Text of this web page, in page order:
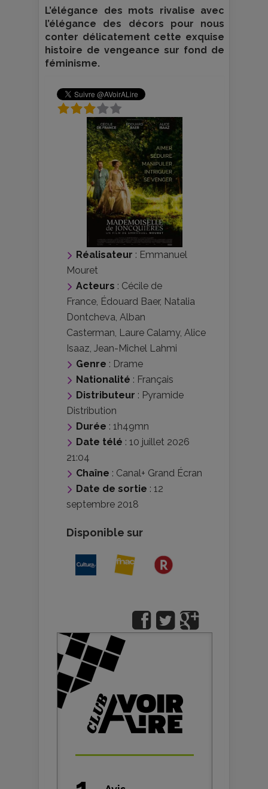
L’élégance des mots rivalise avec
l’élégance des décors pour nous
conter délicatement cette exquise
histoire de vengeance sur fond de
féminisme.
Réalisateur : Emmanuel
Mouret
Acteurs : Cécile de
France, Édouard Baer, Natalia
Dontcheva, Alban
Casterman, Laure Calamy, Alice
Isaaz, Jean-Michel Lahmi
Genre : Drame
Nationalité : Français
Distributeur : Pyramide
Distribution
Durée : 1h49mn
Date télé : 10 juillet 2026
21:04
Chaîne : Canal+ Grand Écran
Date de sortie : 12
septembre 2018
Disponible sur